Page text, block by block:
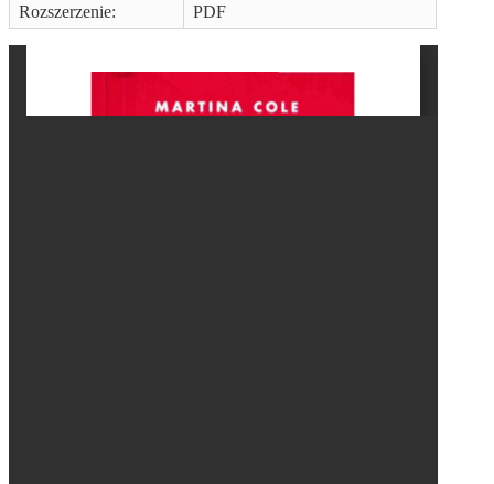
Rozszerzenie:
PDF